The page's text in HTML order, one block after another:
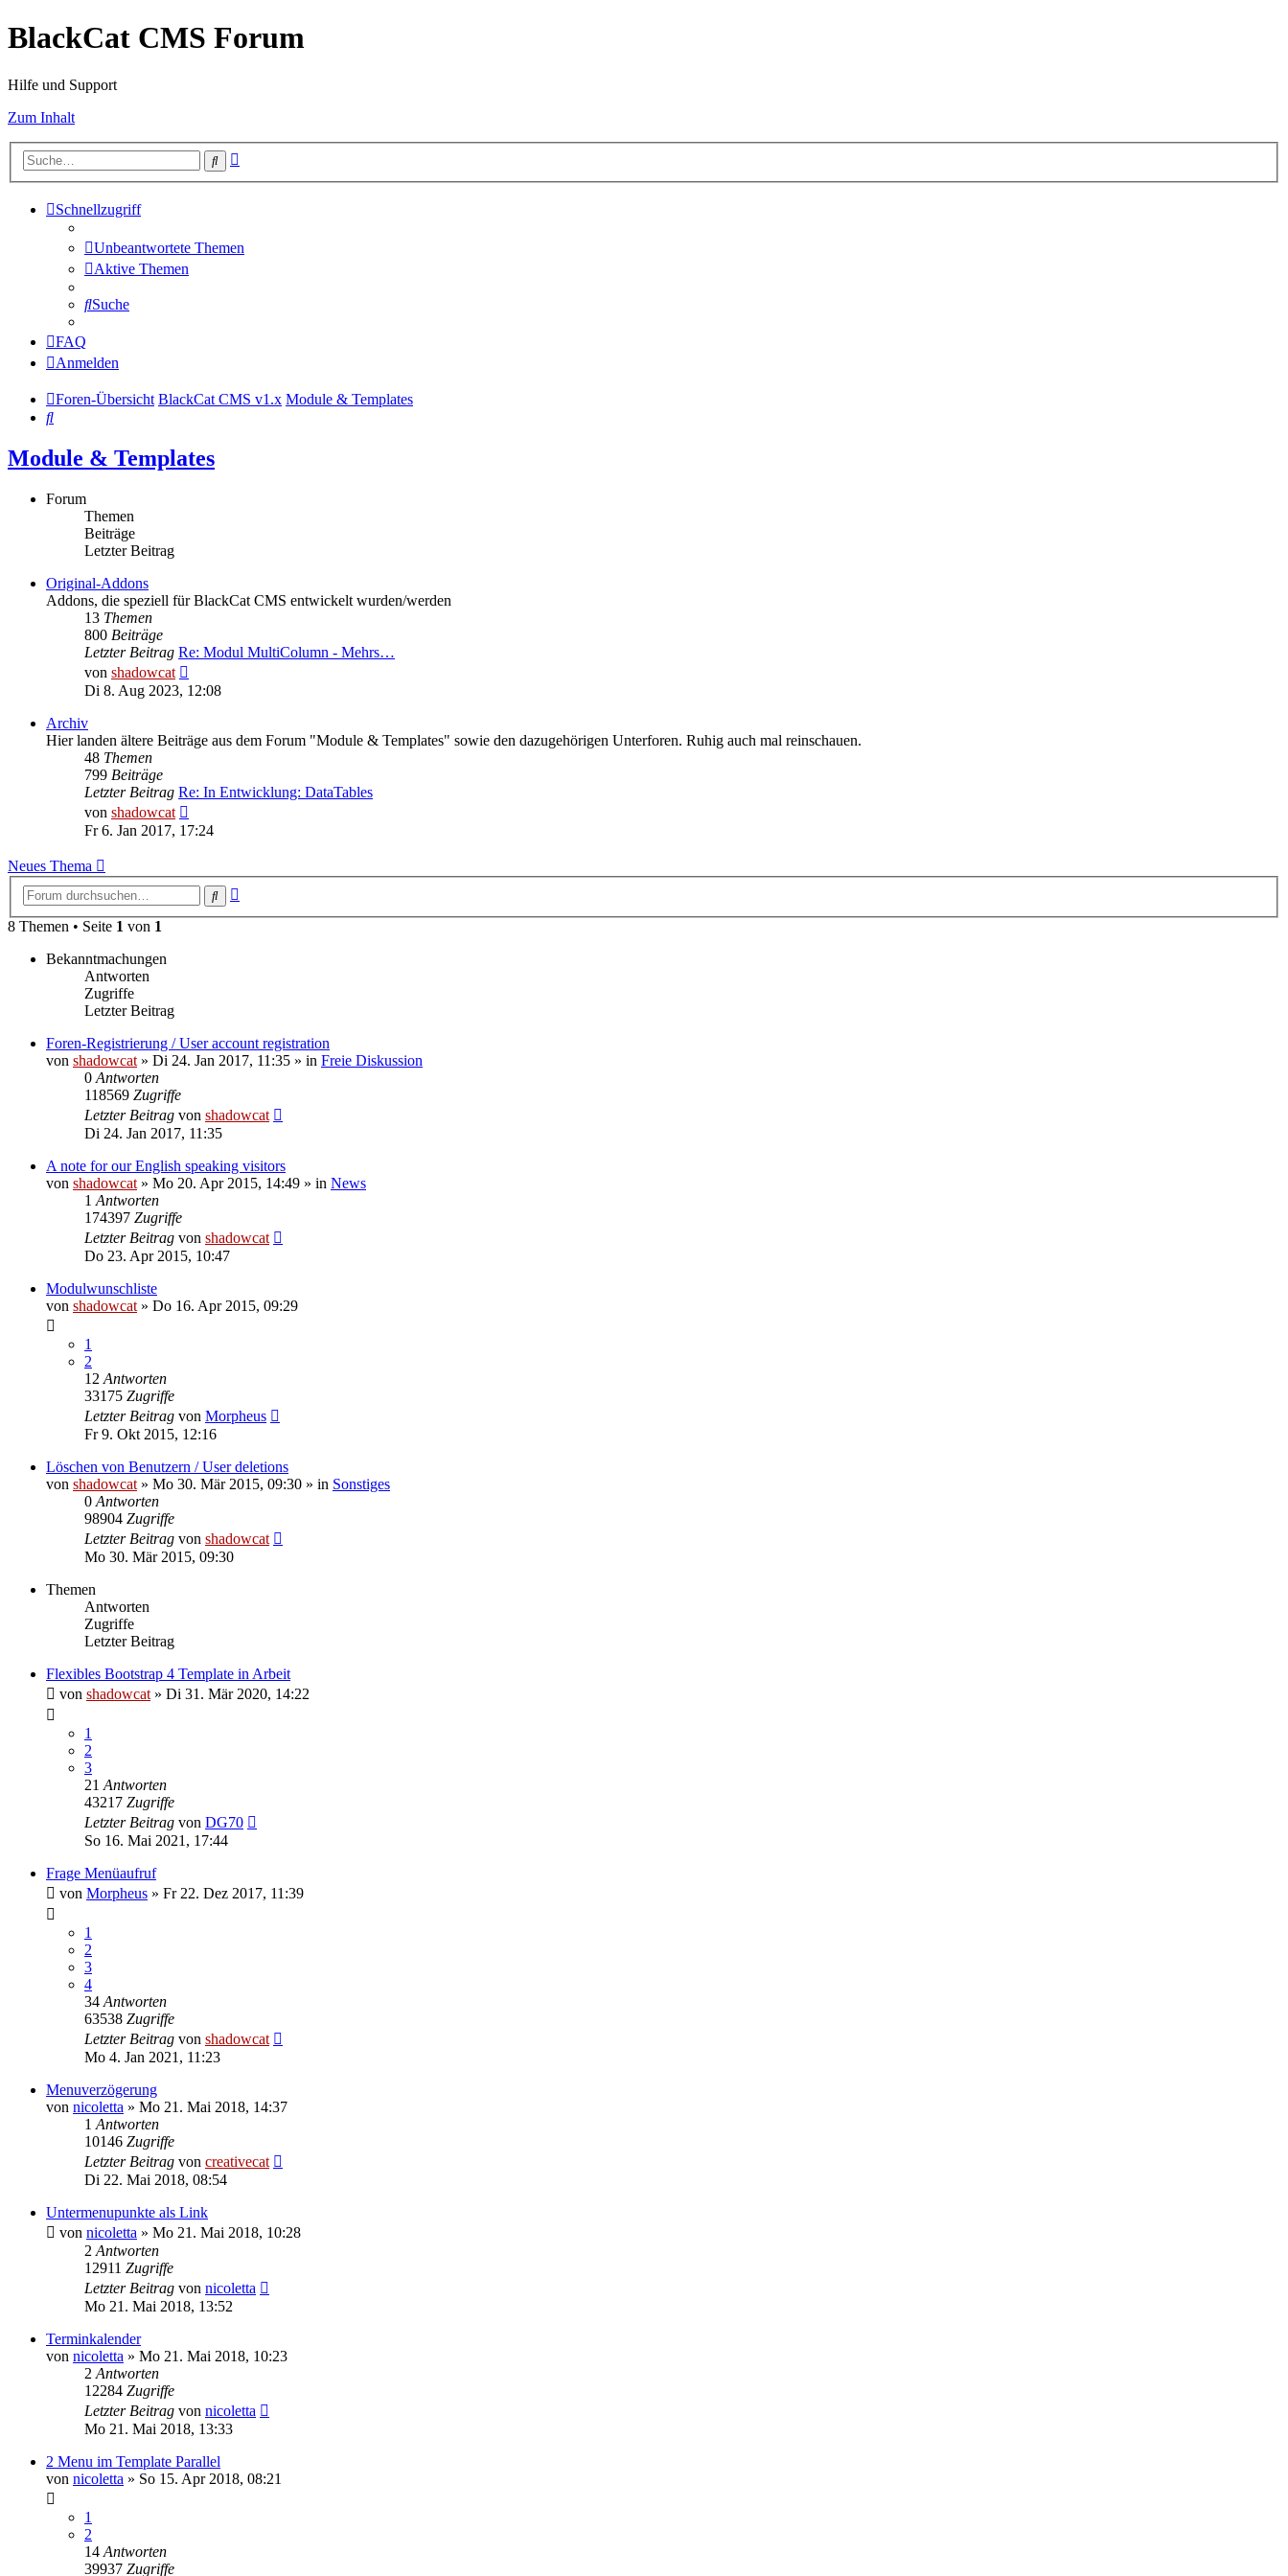
BlackCat CMS Forum
Hilfe und Support
Zum Inhalt
Suche
Schnellzugriff
Unbeantwortete Themen
Aktive Themen
Suche
FAQ
Anmelden
Foren-Übersicht BlackCat CMS v1.x Module & Templates
Suche
Module & Templates
Forum
Themen
Beiträge
Letzter Beitrag
Original-Addons
Addons, die speziell für BlackCat CMS entwickelt wurden/werden
13 Themen
800 Beiträge
Letzter Beitrag Re: Modul MultiColumn - Mehrs…
von shadowcat
Beitrag
Di 8. Aug 2023, 12:08
Archiv
Hier landen ältere Beiträge aus dem Forum "Module & Templates" sowie den dazugehörigen Unterforen. Ruhig auch mal reinschauen.
48 Themen
799 Beiträge
Letzter Beitrag Re: In Entwicklung: DataTables
von shadowcat
Beitrag
Fr 6. Jan 2017, 17:24
Neues Thema
Suche
8 Themen • Seite 1 von 1
Bekanntmachungen
Antworten
Zugriffe
Letzter Beitrag
Foren-Registrierung / User account registration
von shadowcat » Di 24. Jan 2017, 11:35 » in Freie Diskussion
0 Antworten
118569 Zugriffe
Letzter Beitrag von shadowcat
Di 24. Jan 2017, 11:35
A note for our English speaking visitors
von shadowcat » Mo 20. Apr 2015, 14:49 » in News
1 Antworten
174397 Zugriffe
Letzter Beitrag von shadowcat
Do 23. Apr 2015, 10:47
Modulwunschliste
von shadowcat » Do 16. Apr 2015, 09:29
1
2
12 Antworten
33175 Zugriffe
Letzter Beitrag von Morpheus
Fr 9. Okt 2015, 12:16
Löschen von Benutzern / User deletions
von shadowcat » Mo 30. Mär 2015, 09:30 » in Sonstiges
0 Antworten
98904 Zugriffe
Letzter Beitrag von shadowcat
Mo 30. Mär 2015, 09:30
Themen
Antworten
Zugriffe
Letzter Beitrag
Flexibles Bootstrap 4 Template in Arbeit
von shadowcat » Di 31. Mär 2020, 14:22
1
2
3
21 Antworten
43217 Zugriffe
Letzter Beitrag von DG70
So 16. Mai 2021, 17:44
Frage Menüaufruf
von Morpheus » Fr 22. Dez 2017, 11:39
1
2
3
4
34 Antworten
63538 Zugriffe
Letzter Beitrag von shadowcat
Mo 4. Jan 2021, 11:23
Menuverzögerung
von nicoletta » Mo 21. Mai 2018, 14:37
1 Antworten
10146 Zugriffe
Letzter Beitrag von creativecat
Di 22. Mai 2018, 08:54
Untermenupunkte als Link
von nicoletta » Mo 21. Mai 2018, 10:28
2 Antworten
12911 Zugriffe
Letzter Beitrag von nicoletta
Mo 21. Mai 2018, 13:52
Terminkalender
von nicoletta » Mo 21. Mai 2018, 10:23
2 Antworten
12284 Zugriffe
Letzter Beitrag von nicoletta
Mo 21. Mai 2018, 13:33
2 Menu im Template Parallel
von nicoletta » So 15. Apr 2018, 08:21
1
2
14 Antworten
39937 Zugriffe